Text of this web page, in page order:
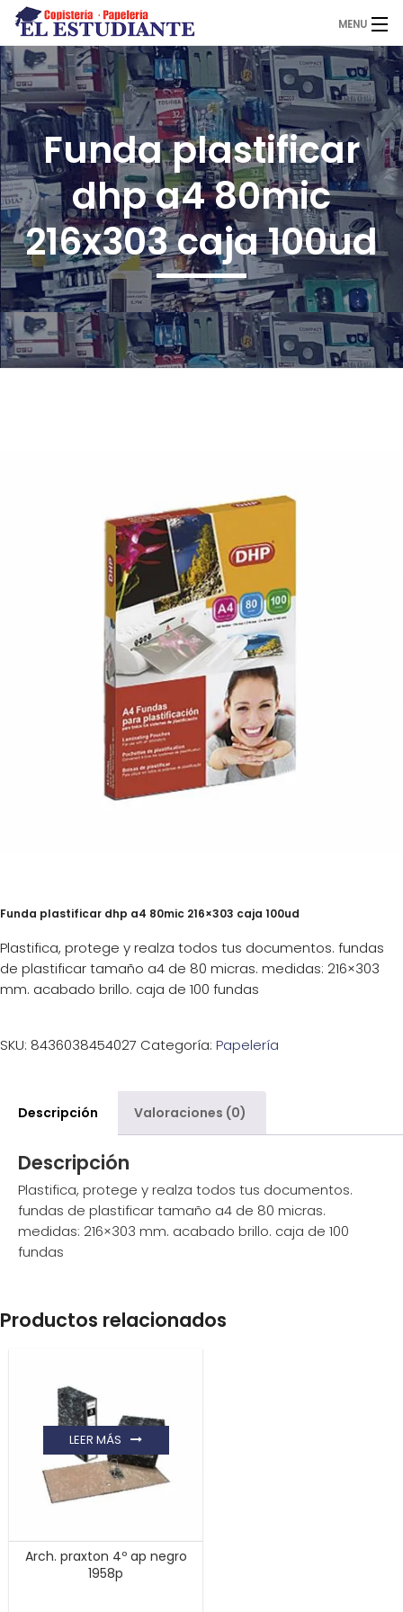
MENU
El Estudiante
Copistería
Papelería
Servicios
Novedades
¡Imprimir!
Funda plastificar
dhp a4 80mic
216x303 caja 100ud
Funda plastificar dhp a4 80mic 216×303 caja 100ud
Plastifica, protege y realza todos tus documentos. fundas
de plastificar tamaño a4 de 80 micras. medidas: 216×303
mm. acabado brillo. caja de 100 fundas
SKU: 8436038454027 Categoría: Papelería
Descripción Valoraciones (0)
Descripción
Plastifica, protege y realza todos tus documentos.
fundas de plastificar tamaño a4 de 80 micras.
medidas: 216×303 mm. acabado brillo. caja de 100
fundas
Productos relacionados
Arch. praxton 4º ap negro
1958p
LEER MÁS